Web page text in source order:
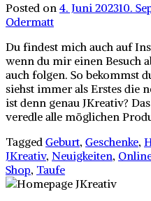
Posted on 4. Juni 202310.
Odermatt
Du findest mich auch auf
wenn du mir einen Besuch
auch folgen. So bekommst
siehst immer als Erstes die
ist denn genau JKreativ?
veredle alle möglichen
Tagged Geburt, Geschenke,
JKreativ, Neuigkeiten,
Shop, Taufe